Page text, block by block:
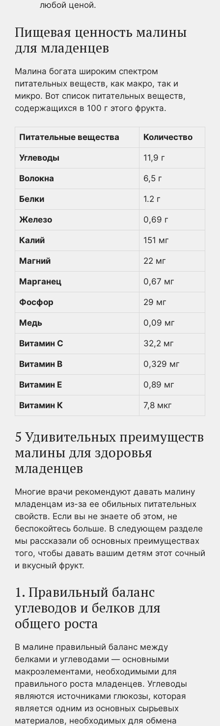
любой ценой.
Пищевая ценность малины
для младенцев
Малина богата широким спектром
питательных веществ, как макро, так и
микро. Вот список питательных веществ,
содержащихся в 100 г этого фрукта.
Питательные вещества Количество
Углеводы 11,9 г
Волокна 6,5 г
Белки 1.2 г
Железо 0,69 г
Калий 151 мг
Магний 22 мг
Марганец 0,67 мг
Фосфор 29 мг
Медь 0,09 мг
Витамин С 32,2 мг
Витамин В 0,329 мг
Витамин Е 0,89 мг
Витамин К 7,8 мкг
5 Удивительных преимуществ
малины для здоровья
младенцев
Многие врачи рекомендуют давать малину
младенцам из-за ее обильных питательных
свойств. Если вы не знаете об этом, не
беспокойтесь больше. В следующем разделе
мы рассказали об основных преимуществах
того, чтобы давать вашим детям этот сочный
и вкусный фрукт.
1. Правильный баланс
углеводов и белков для
общего роста
В малине правильный баланс между
белками и углеводами — основными
макроэлементами, необходимыми для
правильного роста младенцев. Углеводы
являются источниками глюкозы, которая
является одним из основных сырьевых
материалов, необходимых для обмена